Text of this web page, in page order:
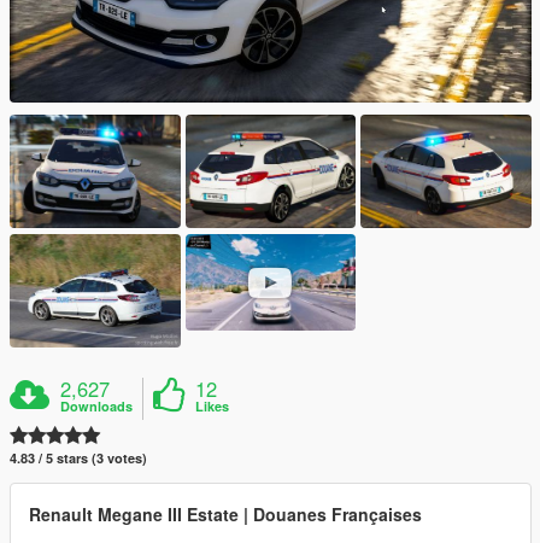
2,627
Downloads
12
Likes
4.83 / 5 stars (3 votes)
Renault Megane III Estate | Douanes Françaises